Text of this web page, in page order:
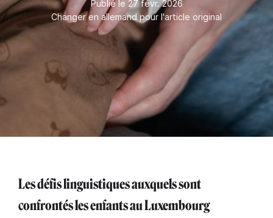
Publié le 27 févr. 2026
Changer en allemand pour l'article original
Les défis linguistiques auxquels sont
confrontés les enfants au Luxembourg